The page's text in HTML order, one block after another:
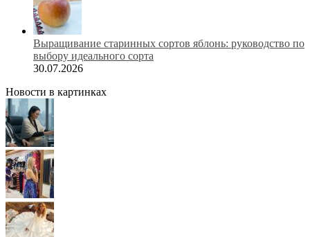
Выращивание старинных сортов яблонь: руководство по
выбору идеального сорта
30.07.2026
Новости в картинках